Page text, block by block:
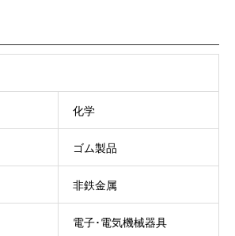
化学
ゴム製品
非鉄金属
電子･電気機械器具